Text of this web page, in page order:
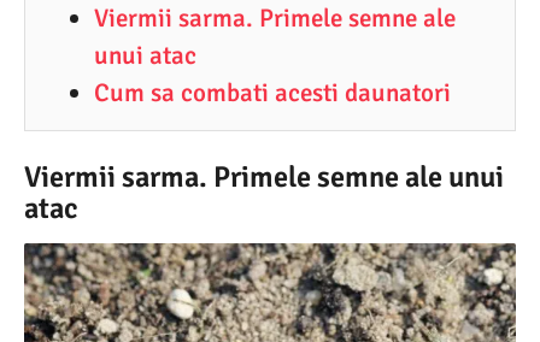
Viermii sarma. Primele semne ale
unui atac
Cum sa combati acesti daunatori
Viermii sarma. Primele semne ale unui
atac